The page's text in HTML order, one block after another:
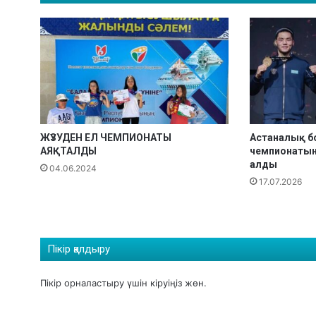
у
о
т
і
ЖҮЗУДЕН ЕЛ ЧЕМПИОНАТЫ
АЯҚТАЛДЫ
04.06.2024
Астаналық
алды
17.07.2026
Пікір қалдыру
Пікір орналастыру үшін кіруіңіз жөн.